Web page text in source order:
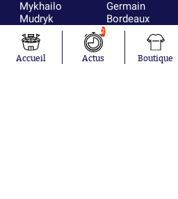
Mykhailo
Mudryk
Neymar
Khalis Merah
Loïs Openda
Germain
Bordeaux
Olympique
Accueil
2
Actus Boutique